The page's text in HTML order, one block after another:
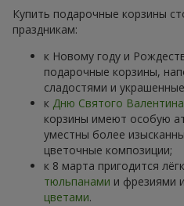
Купить подарочные корзины
праздникам:
к Новому году и
подарочные корзины,
сладостями и
к Дню Святого Валентина
корзины имеют особую
уместны более
цветочные композиции;
к 8 марта пригодится
тюльпанами и фрезиями
цветами.